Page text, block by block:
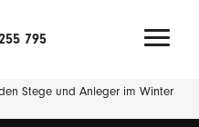
795
Stege und Anleger im Winter